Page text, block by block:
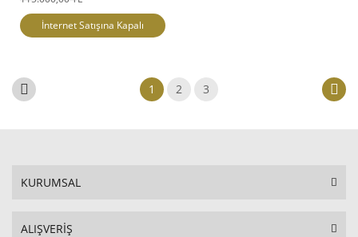
İnternet Satışına Kapalı
1 2 3
KURUMSAL
ALIŞVERİŞ